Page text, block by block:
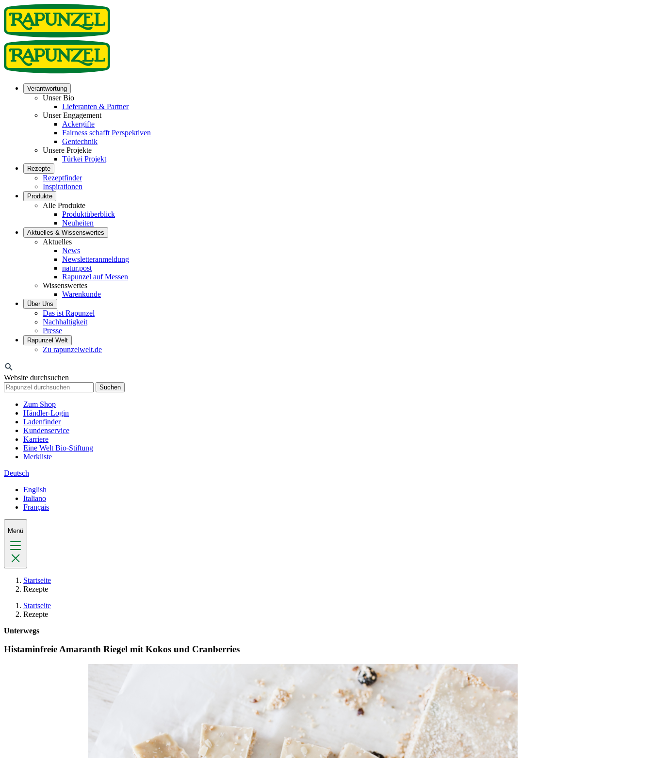
Verantwortung
Unser Bio
Lieferanten & Partner
Unser Engagement
Ackergifte
Fairness schafft Perspektiven
Gentechnik
Unsere Projekte
Türkei Projekt
Rezepte
Rezeptfinder
Inspirationen
Produkte
Alle Produkte
Produktüberblick
Neuheiten
Aktuelles & Wissenswertes
Aktuelles
News
Newsletteranmeldung
natur.post
Rapunzel auf Messen
Wissenswertes
Warenkunde
Über Uns
Das ist Rapunzel
Nachhaltigkeit
Presse
Rapunzel Welt
Zu rapunzelwelt.de
Website durchsuchen
Suchen
Zum Shop
Händler-Login
Ladenfinder
Kundenservice
Karriere
Eine Welt Bio-Stiftung
Merkliste
Deutsch
English
Italiano
Français
Menü
Startseite
Rezepte
Startseite
Rezepte
Unterwegs
Histaminfreie Amaranth Riegel mit Kokos und Cranberries